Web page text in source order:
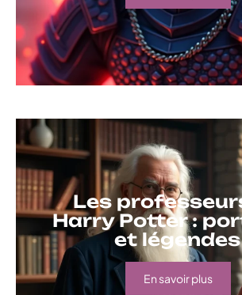
Les
Harry Potter :
et légendes
En savoir plus